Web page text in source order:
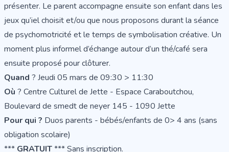
présenter. Le parent accompagne ensuite son enfant dans les
jeux qu’iel choisit et/ou que nous proposons durant la séance
de psychomotricité et le temps de symbolisation créative. Un
moment plus informel d’échange autour d’un thé/café sera
ensuite proposé pour clôturer.
Quand ? Jeudi 05 mars de 09:30 > 11:30
Où ? Centre Culturel de Jette - Espace Caraboutchou,
Boulevard de smedt de neyer 145 - 1090 Jette
Pour qui ? Duos parents - bébés/enfants de 0> 4 ans (sans
obligation scolaire)
*** GRATUIT*** Sans inscription.